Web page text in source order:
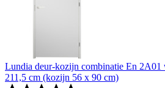
Lundia deur-kozijn combinatie En 2A01
211,5 cm (kozijn 56 x 90 cm)